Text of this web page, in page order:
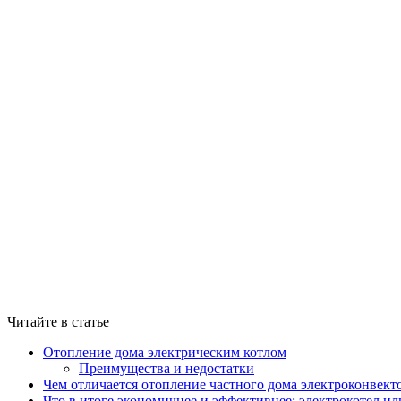
Читайте в статье
Отопление дома электрическим котлом
Преимущества и недостатки
Чем отличается отопление частного дома